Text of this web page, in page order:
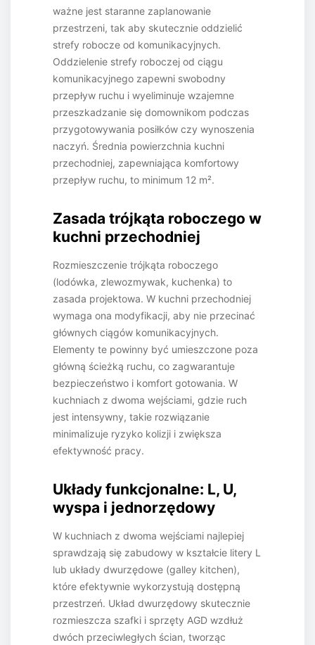
ważne jest staranne zaplanowanie
przestrzeni, tak aby skutecznie oddzielić
strefy robocze od komunikacyjnych.
Oddzielenie strefy roboczej od ciągu
komunikacyjnego zapewni swobodny
przepływ ruchu i wyeliminuje wzajemne
przeszkadzanie się domownikom podczas
przygotowywania posiłków czy wynoszenia
naczyń. Średnia powierzchnia kuchni
przechodniej, zapewniająca komfortowy
przepływ ruchu, to minimum 12 m².
Zasada trójkąta roboczego w
kuchni przechodniej
Rozmieszczenie trójkąta roboczego
(lodówka, zlewozmywak, kuchenka) to
zasada projektowa. W kuchni przechodniej
wymaga ona modyfikacji, aby nie przecinać
głównych ciągów komunikacyjnych.
Elementy te powinny być umieszczone poza
główną ścieżką ruchu, co zagwarantuje
bezpieczeństwo i komfort gotowania. W
kuchniach z dwoma wejściami, gdzie ruch
jest intensywny, takie rozwiązanie
minimalizuje ryzyko kolizji i zwiększa
efektywność pracy.
Układy funkcjonalne: L, U,
wyspa i jednorzędowy
W kuchniach z dwoma wejściami najlepiej
sprawdzają się zabudowy w kształcie litery L
lub układy dwurzędowe (galley kitchen),
które efektywnie wykorzystują dostępną
przestrzeń. Układ dwurzędowy skutecznie
rozmieszcza szafki i sprzęty AGD wzdłuż
dwóch przeciwległych ścian, tworząc